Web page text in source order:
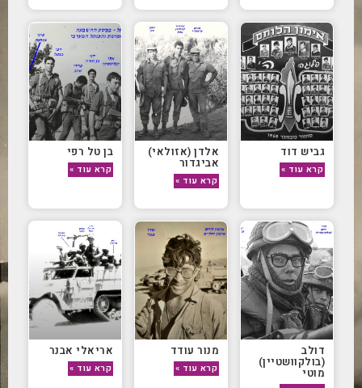
גביש דוד
קרא עוד »
אלדן (אזולאי)
אביגדור
קרא עוד »
בן טל רפי
קרא עוד »
דולב
(בולקוושטיין)
מוטי
מנור עודד
קרא עוד »
אריאלי אבנר
קרא עוד »